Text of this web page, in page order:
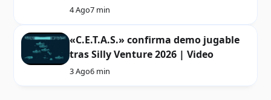
4 Ago7 min
«C.E.T.A.S.» confirma demo jugable
tras Silly Venture 2026 | Video
3 Ago6 min